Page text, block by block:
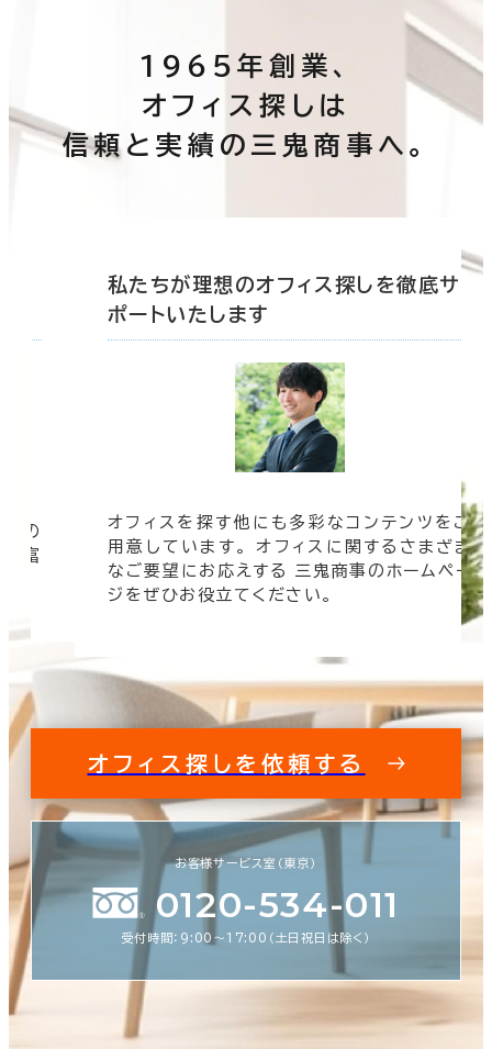
1965年創業、
オフィス探しは
信頼と実績の三鬼商事へ。
の
豊富
私たちが理想のオフィス探しを徹底サ
ポートいたします
オフィスを探す他にも多彩なコンテンツをご
用意しています。 オフィスに関するさまざま
なご要望にお応えする 三鬼商事のホームペー
ジをぜひお役立てください。
オフィス探しを依頼する
お客様サービス室（東京）
0120-534-011
受付時間：9:00〜17:00（土日祝日は除く）